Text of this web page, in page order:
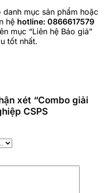
mục sản phẩm hoặc
hệ hotline: 0866617579
mục “Liên hệ Báo giá”
tốt nhất.
xét “Combo giải
CSPS